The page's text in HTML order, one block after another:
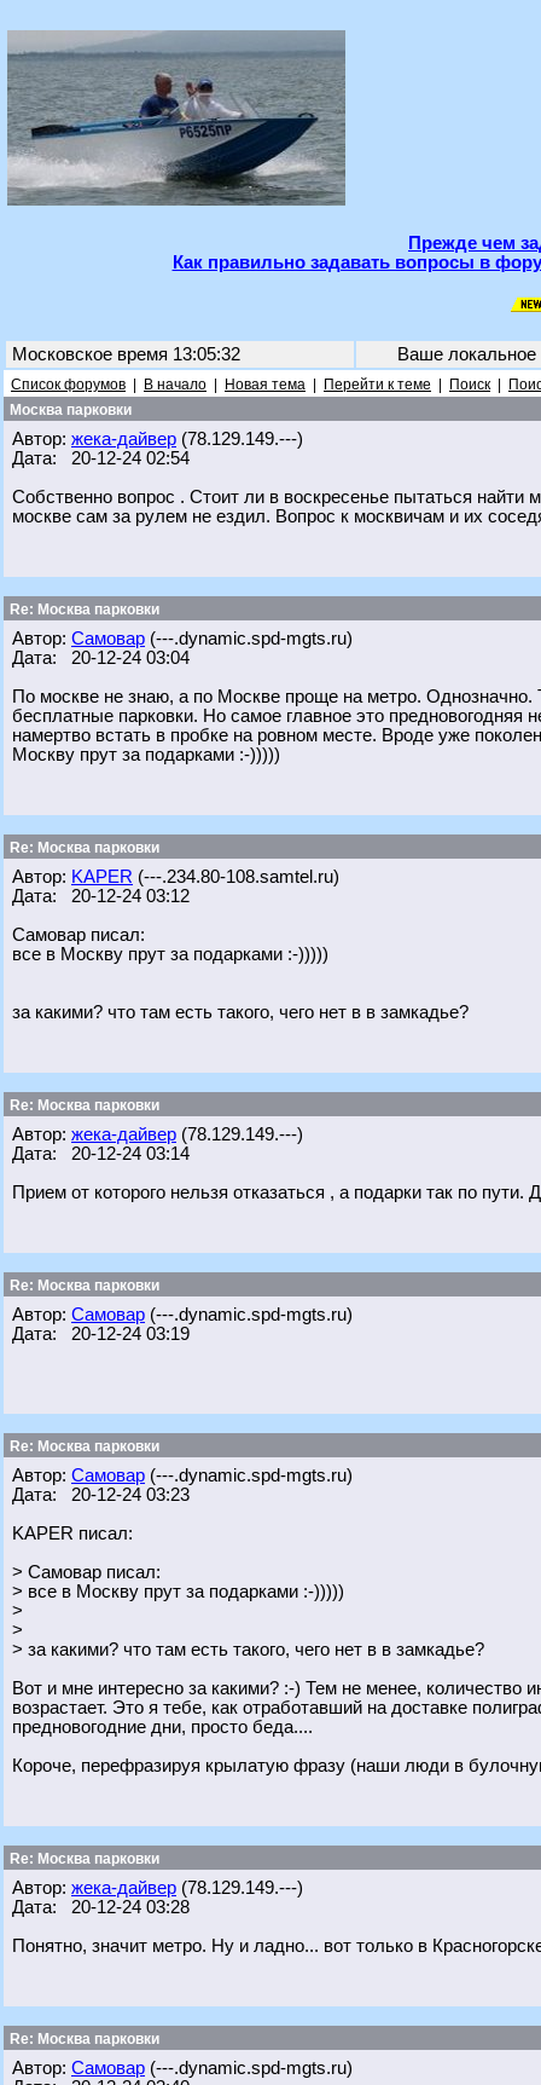
Прежде чем
Как правильно задавать вопросы в
Московское время 13:05:32 Ваше
Список форумов В начало Новая тема Перейти к теме Поиск
Москва парковки
Автор: жека-дайвер (78.129.149.---)
Дата: 20-12-24 02:54
Собственно вопрос . Стоит ли в воскресенье пытаться
москве сам за рулем не ездил. Вопрос к москвичам и их
Re: Москва парковки
Автор: Самовар (---.dynamic.spd-mgts.ru)
Дата: 20-12-24 03:04
По москве не знаю, а по Москве проще на метро.
бесплатные парковки. Но самое главное это
намертво встать в пробке на ровном месте. Вроде уже
Москву прут за подарками :-)))))
Re: Москва парковки
Автор: KAPER (---.234.80-108.samtel.ru)
Дата: 20-12-24 03:12
Самовар писал:
все в Москву прут за подарками :-)))))
за какими? что там есть такого, чего нет в в замкадье?
Re: Москва парковки
Автор: жека-дайвер (78.129.149.---)
Дата: 20-12-24 03:14
Прием от которого нельзя отказаться , а подарки так по
Re: Москва парковки
Автор: Самовар (---.dynamic.spd-mgts.ru)
Дата: 20-12-24 03:19
Re: Москва парковки
Автор: Самовар (---.dynamic.spd-mgts.ru)
Дата: 20-12-24 03:23
KAPER писал:
> Самовар писал:
> все в Москву прут за подарками :-)))))
>
>
> за какими? что там есть такого, чего нет в в замкадье?
Вот и мне интересно за какими? :-) Тем не менее, количество
возрастает. Это я тебе, как отработавший на доставке
предновогодние дни, просто беда....
Короче, перефразируя крылатую фразу (наши люди в
Re: Москва парковки
Автор: жека-дайвер (78.129.149.---)
Дата: 20-12-24 03:28
Понятно, значит метро. Ну и ладно... вот только в
Re: Москва парковки
Автор: Самовар (---.dynamic.spd-mgts.ru)